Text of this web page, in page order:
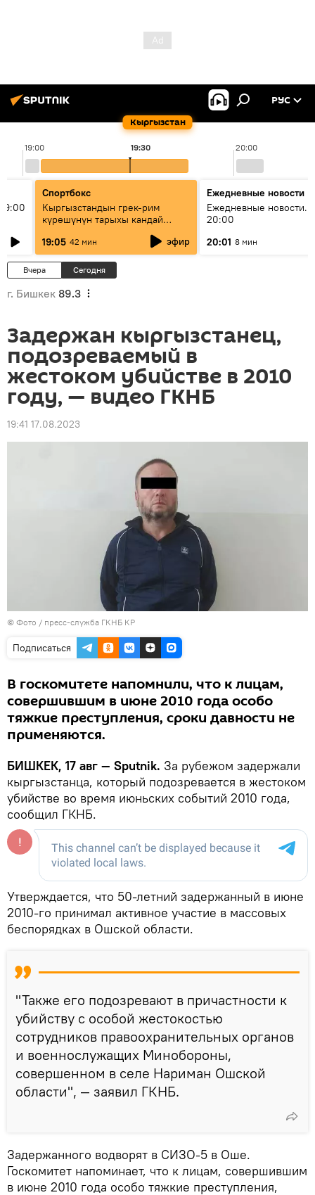
Кыргызстан
РУС
19:00 20:00
19:30
Спортбокс
Кыргызстандын грек-рим
күрөшүнүн тарыхы кандай
19:05 42 мин эфир
Ежедневные новости
Ежедневные новости.
20:00
20:01 8 мин
Вчера Сегодня
г. Бишкек 89.3
Задержан кыргызстанец,
подозреваемый в
жестоком убийстве в 2010
году, — видео ГКНБ
19:41 17.08.2023
© Фото / пресс-служба ГКНБ КР
Подписаться
В госкомитете напомнили, что к лицам,
совершившим в июне 2010 года особо
тяжкие преступления, сроки давности не
применяются.
БИШКЕК, 17 авг — Sputnik. За рубежом задержали
кыргызстанца, который подозревается в жестоком
убийстве во время июньских событий 2010 года,
сообщил ГКНБ.
Утверждается, что 50-летний задержанный в июне
2010-го принимал активное участие в массовых
беспорядках в Ошской области.
"Также его подозревают в причастности к
убийству с особой жестокостью
сотрудников правоохранительных органов
и военнослужащих Минобороны,
совершенном в селе Нариман Ошской
области", — заявил ГКНБ.
Задержанного водворят в СИЗО-5 в Оше.
Госкомитет напоминает, что к лицам, совершившим
в июне 2010 года особо тяжкие преступления,